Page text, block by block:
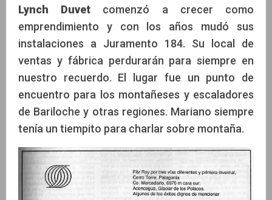
Lynch Duvet comenzó a crecer como
emprendimiento y con los años mudó sus
instalaciones a Juramento 184. Su local de
ventas y fábrica perdurarán para siempre en
nuestro recuerdo. El lugar fue un punto de
encuentro para los montañeses y escaladores
de Bariloche y otras regiones. Mariano siempre
tenía un tiempito para charlar sobre montaña.